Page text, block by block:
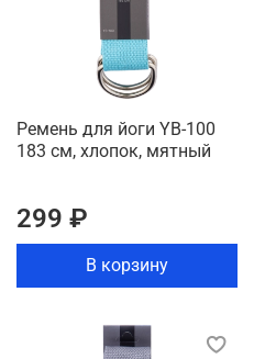
Ремень для йоги YB-100
183 см, хлопок, мятный
299 ₽
В корзину